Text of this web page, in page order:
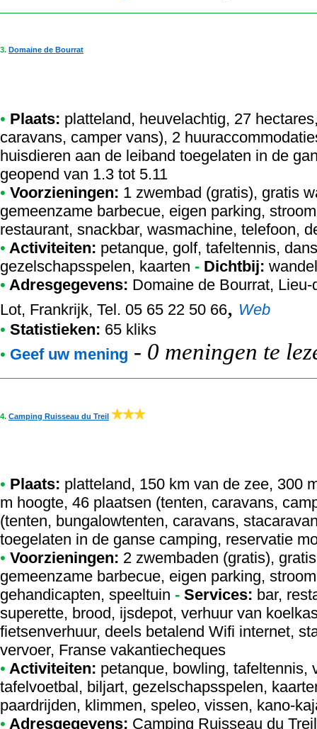
3. Domaine de Bourrat
• Plaats: platteland, heuvelachtig, 27
caravans, camper vans), 2
huisdieren aan de leiband toegelaten in de
geopend van 1.3 tot 5.11
• Voorzieningen: 1 zwembad (gratis), gratis
gemeenzame barbecue, eigen parking,
restaurant, snackbar, wasmachine, telefoon,
• Activiteiten: petanque, golf, tafeltennis,
gezelschapsspelen, kaarten - Dichtbij:
• Adresgegevens: Domaine de Bourrat,
Lot, Frankrijk, Tel. 05 65 22 50 66, Web
• Statistieken: 65 kliks
• Geef uw mening - 0 meningen te
4. Camping Ruisseau du Treil
• Plaats: platteland, 150 km van de zee, 300
m hoogte, 46 plaatsen (tenten, caravans,
(tenten, bungalowtenten, caravans,
toegelaten in de ganse camping, reservatie
• Voorzieningen: 2 zwembaden (gratis),
gemeenzame barbecue, eigen parking,
gehandicapten, speeltuin - Services: bar,
superette, brood, ijsdepot, verhuur van
fietsenverhuur, deels betalend Wifi internet,
vervoer, Franse vakantiecheques
• Activiteiten: petanque, bowling, tafeltennis,
tafelvoetbal, biljart, gezelschapsspelen,
paardrijden, klimmen, speleo, vissen, kano-
• Adresgegevens: Camping Ruisseau du Treil